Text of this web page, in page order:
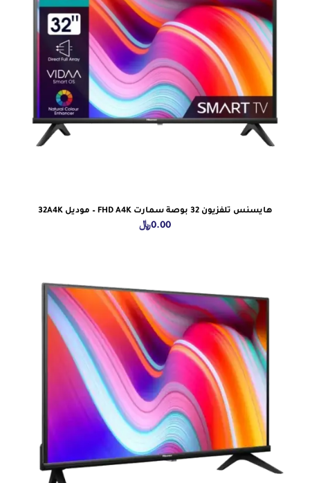
هايسنس تلفزيون 32 بوصة سمارت FHD A4K – موديل 32A4K
0.00﷼